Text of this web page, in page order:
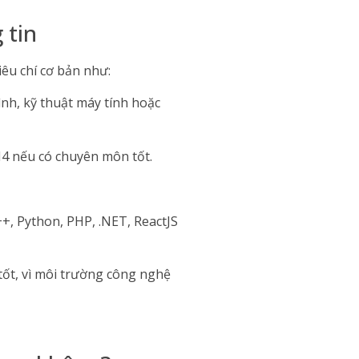
tin
chí cơ bản như:
kỹ thuật máy tính hoặc
nếu có chuyên môn tốt.
PHP, .NET, ReactJS
vì môi trường công nghệ